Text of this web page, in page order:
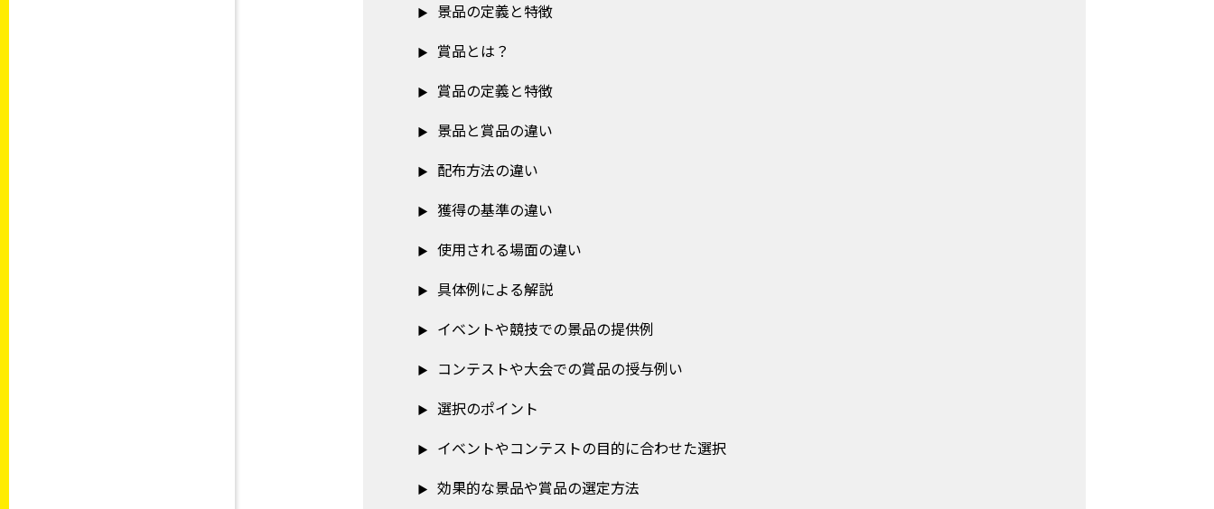
景品の定義と特徴
賞品とは？
賞品の定義と特徴
景品と賞品の違い
配布方法の違い
獲得の基準の違い
使用される場面の違い
具体例による解説
イベントや競技での景品の提供例
コンテストや大会での賞品の授与例い
選択のポイント
イベントやコンテストの目的に合わせた選択
効果的な景品や賞品の選定方法